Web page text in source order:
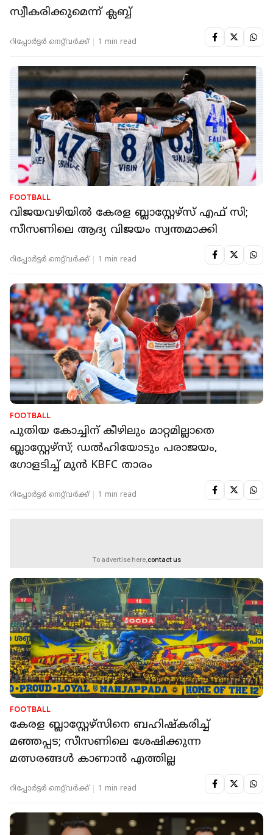
സ്വീകരിക്കുമെന്ന് ക്ലബ്ബ്
റിപ്പോർട്ടർ നെറ്റ്‌വര്‍ക്ക്‌ 1 min read
FOOTBALL
വിജയവഴിയിൽ കേരള ബ്ലാസ്റ്റേഴ്‌സ് എഫ് സി;
സീസണിലെ ആദ്യ വിജയം സ്വന്തമാക്കി
റിപ്പോർട്ടർ നെറ്റ്‌വര്‍ക്ക്‌ 1 min read
FOOTBALL
പുതിയ കോച്ചിന് കീഴിലും മാറ്റമില്ലാതെ
ബ്ലാസ്റ്റേഴ്സ്; ഡല്‍ഹിയോടും പരാജയം,
ഗോളടിച്ച് മുൻ KBFC താരം
റിപ്പോർട്ടർ നെറ്റ്‌വര്‍ക്ക്‌ 1 min read
To advertise here, contact us
FOOTBALL
കേരള ബ്ലാസ്റ്റേഴ്സിനെ ബഹിഷ്കരിച്ച്
മഞ്ഞപ്പട; സീസണിലെ ശേഷിക്കുന്ന
മത്സരങ്ങൾ കാണാൻ എത്തില്ല
റിപ്പോർട്ടർ നെറ്റ്‌വര്‍ക്ക്‌ 1 min read